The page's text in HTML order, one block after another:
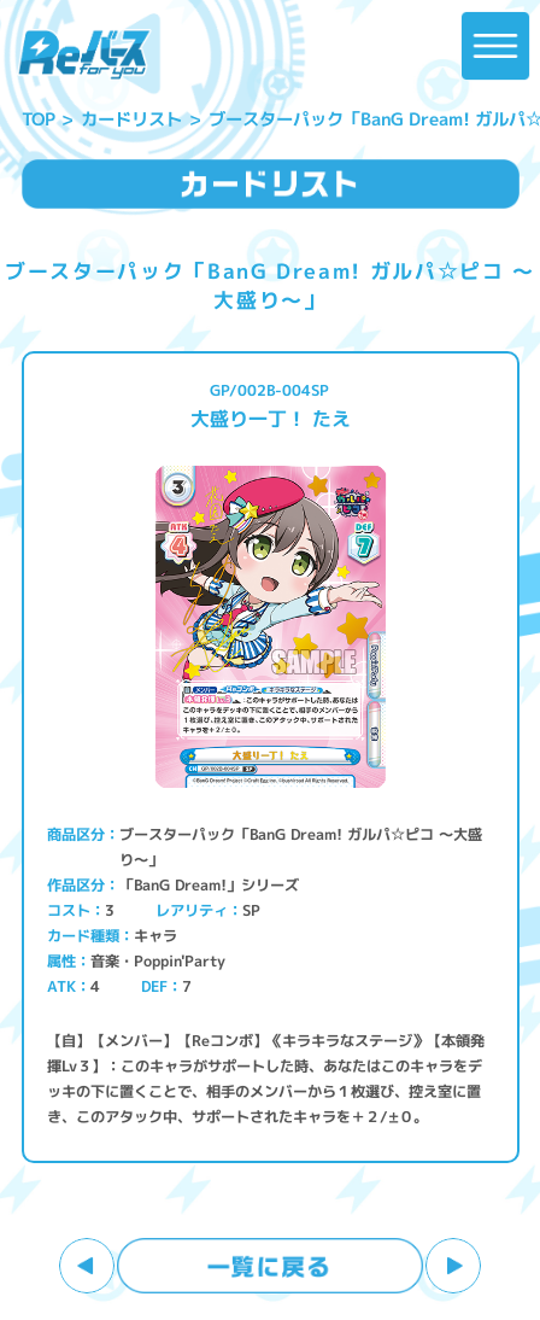
TOP カードリスト ブースターパック「BanG Dream! ガルパ
ブースターパック「BanG Dream! ガルパ☆ピコ ～
大盛り～」
GP/002B-004SP
大盛り一丁！ たえ
商品区分 ブースターパック「BanG Dream! ガルパ☆ピコ ～大盛
り～」
作品区分 「BanG Dream!」シリーズ
コスト 3 レアリティ SP
カード種類 キャラ
属性 音楽・Poppin'Party
ATK 4 DEF 7
【自】【メンバー】【Reコンボ】《キラキラなステージ》【本領発
揮Lv３】：このキャラがサポートした時、あなたはこのキャラをデ
ッキの下に置くことで、相手のメンバーから１枚選び、控え室に置
き、このアタック中、サポートされたキャラを＋２/±０。